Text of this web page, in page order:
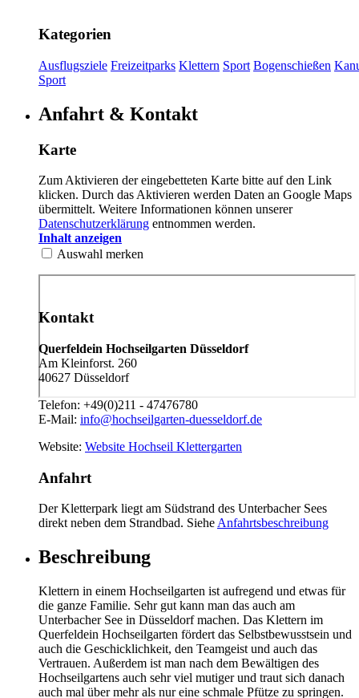
Kategorien
Ausflugsziele Freizeitparks Klettern Sport Bogenschießen
Sport
Anfahrt & Kontakt
Karte
Zum Aktivieren der eingebetteten Karte bitte auf den Link
klicken. Durch das Aktivieren werden Daten an Google Maps
übermittelt. Weitere Informationen können unserer
Datenschutzerklärung entnommen werden.
Inhalt anzeigen
Auswahl merken
Kontakt
Querfeldein Hochseilgarten Düsseldorf
Am Kleinforst. 260
40627 Düsseldorf
Telefon: +49(0)211 - 47476780
E-Mail: info@hochseilgarten-duesseldorf.de
Website: Website Hochseil Klettergarten
Anfahrt
Der Kletterpark liegt am Südstrand des Unterbacher Sees
direkt neben dem Strandbad. Siehe Anfahrtsbeschreibung
Beschreibung
Klettern in einem Hochseilgarten ist aufregend und etwas für
die ganze Familie. Sehr gut kann man das auch am
Unterbacher See in Düsseldorf machen. Das Klettern im
Querfeldein Hochseilgarten fördert das Selbstbewusstsein und
auch die Geschicklichkeit, den Teamgeist und auch das
Vertrauen. Außerdem ist man nach dem Bewältigen des
Hochseilgartens auch sehr viel mutiger und traut sich danach
auch mal über mehr als nur eine schmale Pfütze zu springen.